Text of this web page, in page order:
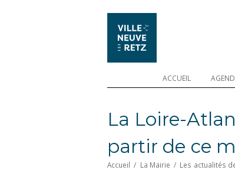
ACCUEIL
La Loire-
partir de ce
Accueil / La Mairie / Les actualités